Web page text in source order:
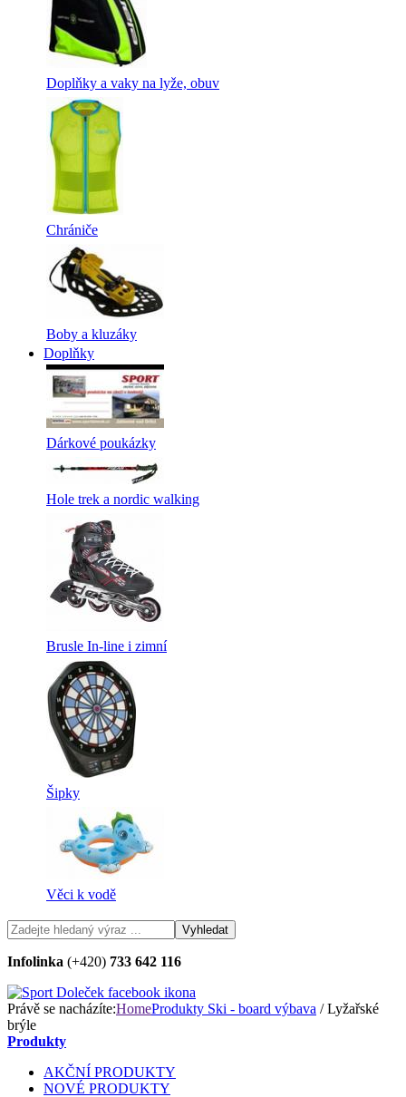
Doplňky a vaky na lyže, obuv
Chrániče
Boby a kluzáky
Doplňky
Dárkové poukázky
Hole trek a nordic walking
Brusle In-line i zimní
Šipky
Věci k vodě
Infolinka (+420) 733 642 116
Právě se nacházíte:HomeProdukty Ski - board výbava / Lyžařské
brýle
Produkty
AKČNÍ PRODUKTY
NOVÉ PRODUKTY